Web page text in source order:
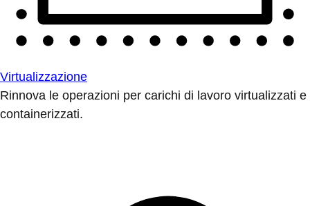
Virtualizzazione
Rinnova le operazioni per carichi di lavoro virtualizzati e
containerizzati.